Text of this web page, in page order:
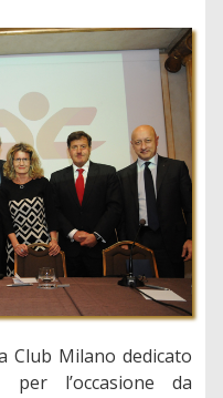
Club Milano dedicato
per l’occasione da